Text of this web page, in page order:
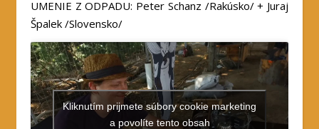
UMENIE Z ODPADU: Peter Schanz /Rakúsko/ + Juraj
Špalek /Slovensko/
Kliknutím prijmete súbory cookie marketing
a povolíte tento obsah